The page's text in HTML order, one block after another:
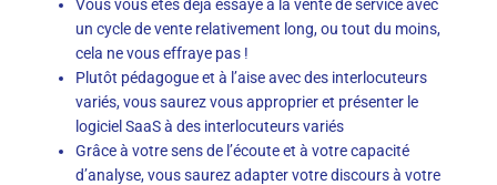
Vous vous êtes déjà essayé à la vente de service avec
un cycle de vente relativement long, ou tout du moins,
cela ne vous effraye pas !
Plutôt pédagogue et à l’aise avec des interlocuteurs
variés, vous saurez vous approprier et présenter le
logiciel SaaS à des interlocuteurs variés
Grâce à votre sens de l’écoute et à votre capacité
d’analyse, vous saurez adapter votre discours à votre